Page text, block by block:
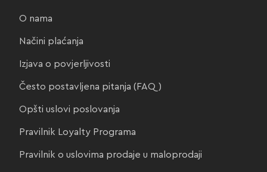
O nama
Načini plaćanja
Izjava o povjerljivosti
Često postavljena pitanja (FAQ)
Opšti uslovi poslovanja
Pravilnik Loyalty Programa
Pravilnik o uslovima prodaje u maloprodaji